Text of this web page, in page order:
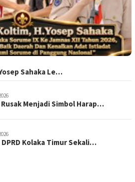
Sahaka Le…
Menjadi Simbol Harap…
Kolaka Timur Sekali…